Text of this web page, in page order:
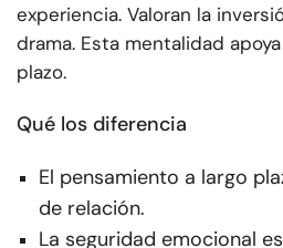
experiencia. Valoran la
drama. Esta mentalidad
plazo.
Qué los diferencia
El pensamiento a largo
de relación.
La seguridad emocional